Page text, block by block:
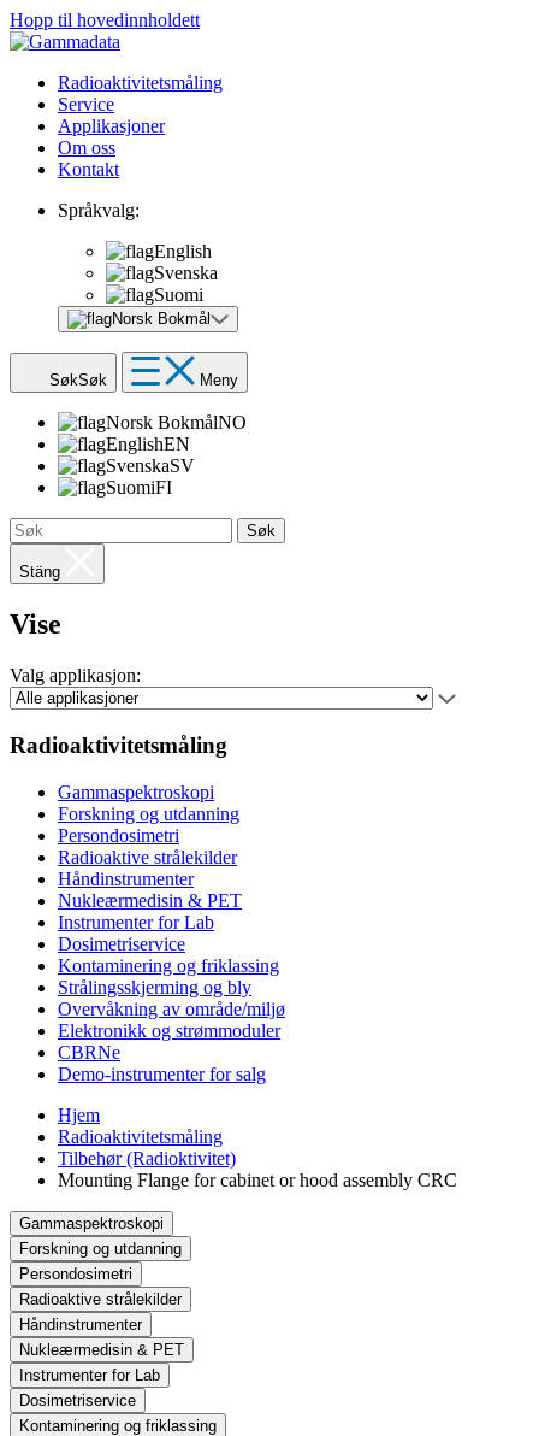
Hopp til hovedinnholdett
Radioaktivitetsmåling
Service
Applikasjoner
Om oss
Kontakt
Språkvalg:
English
Svenska
Suomi
Norsk Bokmål
SøkSøk Meny
Norsk BokmålNO
EnglishEN
SvenskaSV
SuomiFI
Søk
Stäng
Vise
Valg applikasjon:
Radioaktivitetsmåling
Gammaspektroskopi
Forskning og utdanning
Persondosimetri
Radioaktive strålekilder
Håndinstrumenter
Nukleærmedisin & PET
Instrumenter for Lab
Dosimetriservice
Kontaminering og friklassing
Strålingsskjerming og bly
Overvåkning av område/miljø
Elektronikk og strømmoduler
CBRNe
Demo-instrumenter for salg
Hjem
Radioaktivitetsmåling
Tilbehør (Radioktivitet)
Mounting Flange for cabinet or hood assembly CRC
Gammaspektroskopi
Forskning og utdanning
Persondosimetri
Radioaktive strålekilder
Håndinstrumenter
Nukleærmedisin & PET
Instrumenter for Lab
Dosimetriservice
Kontaminering og friklassing